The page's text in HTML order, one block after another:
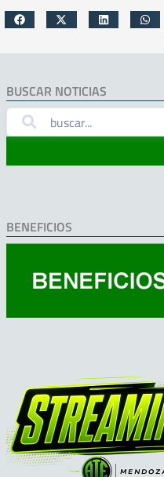
BUSCAR NOTICIAS
BENEFICIOS